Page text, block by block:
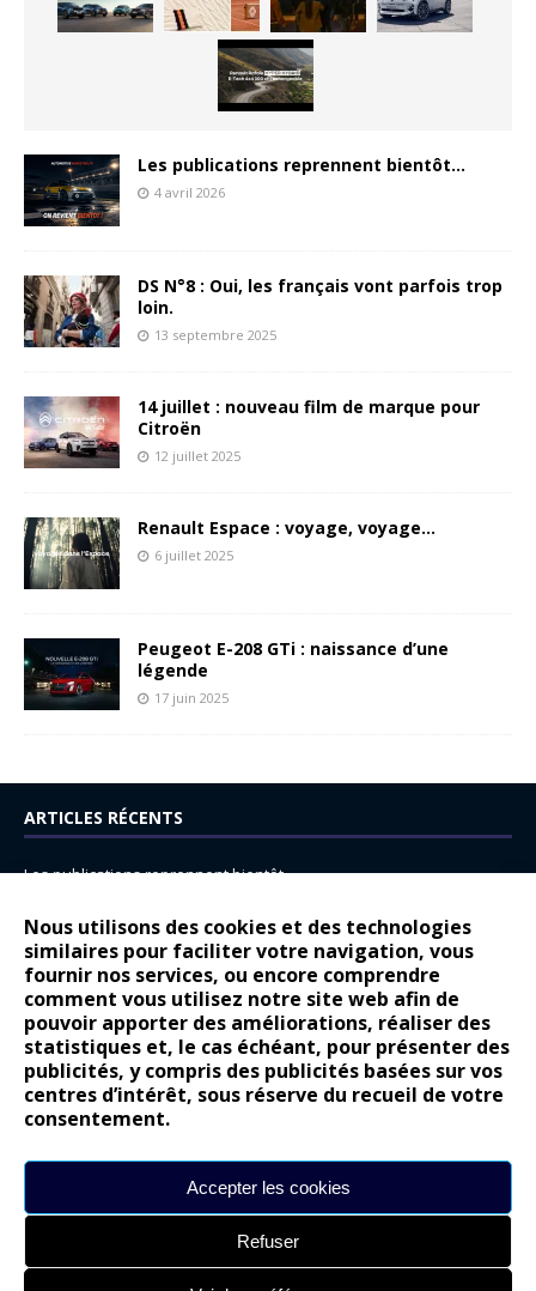
Nous utilisons des cookies et des technologies
similaires pour faciliter votre navigation, vous
fournir nos services, ou encore comprendre
comment vous utilisez notre site web afin de
pouvoir apporter des améliorations, réaliser des
statistiques et, le cas échéant, pour présenter des
publicités, y compris des publicités basées sur vos
centres d’intérêt, sous réserve du recueil de votre
consentement.
Accepter les cookies
Refuser
Les publications reprennent bientôt…
4 avril 2026
DS N°8 : Oui, les français vont parfois trop
loin.
13 septembre 2025
14 juillet : nouveau film de marque pour
Citroën
12 juillet 2025
Renault Espace : voyage, voyage…
6 juillet 2025
Peugeot E-208 GTi : naissance d’une
légende
17 juin 2025
ARTICLES RÉCENTS
Les publications reprennent bientôt…
14 juillet : nouveau film de marque pour Citroën
Renault Espace : voyage, voyage…
Peugeot E-208 GTi : naissance d’une légende
COMMENTAIRES RÉCENTS
Bernard Dardartdans
Gilly
gyo
Lancia Ypsilon : naturellement envoûtante ?